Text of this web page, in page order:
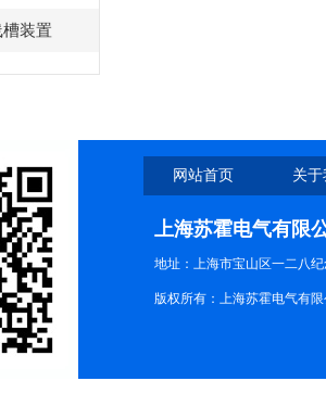
装置
网站首页 关
上海苏霍电气有限
地址：上海市宝山区一二八纪
版权所有：上海苏霍电气有